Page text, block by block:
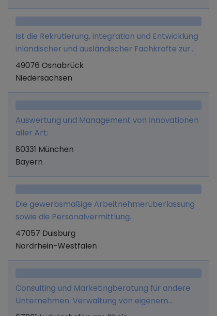
Ist die Rekrutierung, Integration und Entwicklung
inländischer und ausländischer Fachkräfte zur
nachhaltigen Stellenbesetzung sowie die
einhergehende Entwicklung einer digitalen
49076 Osnabrück
Niedersachsen
Auswertung und Management von Innovationen
aller Art;
80331 München
Bayern
Die gewerbsmäßige Arbeitnehmerüberlassung
sowie die Personalvermittlung.
47057 Duisburg
Nordrhein-Westfalen
Consulting und Marketingberatung für andere
Unternehmen. Verwaltung von eigenem
Vermögen und alle hiermit in Zusammenhang